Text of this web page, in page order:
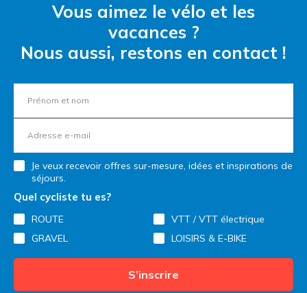
Vous aimez le vélo et les
vacances ?
Nous aussi, restons en contact !
Je veux recevoir offres sur-mesure, idées et inspirations de
séjours.
Quel cycliste tu es?
ROUTE
VTT / VTT électrique
GRAVEL
LOISIRS & E-BIKE
S’inscrire